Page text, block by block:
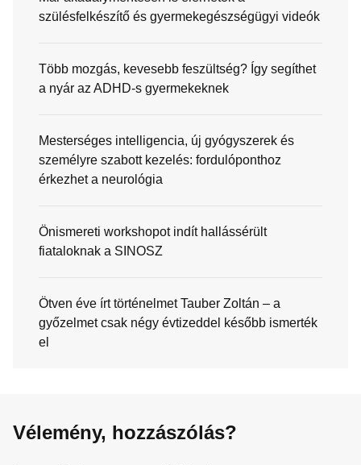
szülésfelkészítő és gyermekegészségügyi videók
Több mozgás, kevesebb feszültség? Így segíthet
a nyár az ADHD-s gyermekeknek
Mesterséges intelligencia, új gyógyszerek és
személyre szabott kezelés: fordulóponthoz
érkezhet a neurológia
Önismereti workshopot indít hallássérült
fiataloknak a SINOSZ
Ötven éve írt történelmet Tauber Zoltán – a
győzelmet csak négy évtizeddel később ismerték
el
Vélemény, hozzászólás?